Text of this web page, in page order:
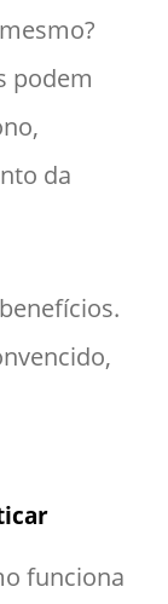
podem
da
funciona